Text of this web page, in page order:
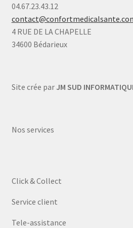
04.67.23.43.12
4 RUE DE LA CHAPELLE
34600 Bédarieux
Site crée par JM SUD
Nos services
Click & Collect
Service client
Tele-assistance